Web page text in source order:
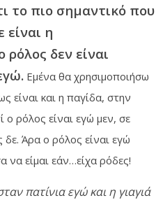
το πιο σημαντικό που
η
ρόλος δεν είναι
Εμένα θα χρησιμοποιήσω
και η παγίδα, στην
ο ρόλος είναι εγώ μεν, σε
δε. Άρα ο ρόλος είναι εγώ
είμαι εάν…είχα ρόδες!
πατίνια εγώ και η γιαγιά